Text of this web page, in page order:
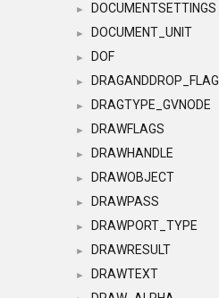
► DOCUMENTSETTINGS
► DOCUMENT_UNIT
► DOF
► DRAGANDDROP_FLAG
► DRAGTYPE_GVNODE
► DRAWFLAGS
► DRAWHANDLE
► DRAWOBJECT
► DRAWPASS
► DRAWPORT_TYPE
► DRAWRESULT
► DRAWTEXT